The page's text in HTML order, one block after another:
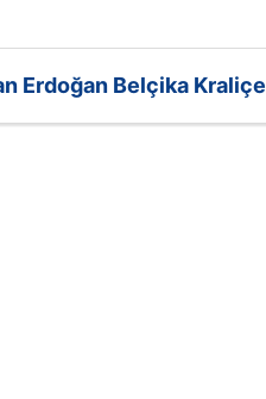
Erdoğan Belçika